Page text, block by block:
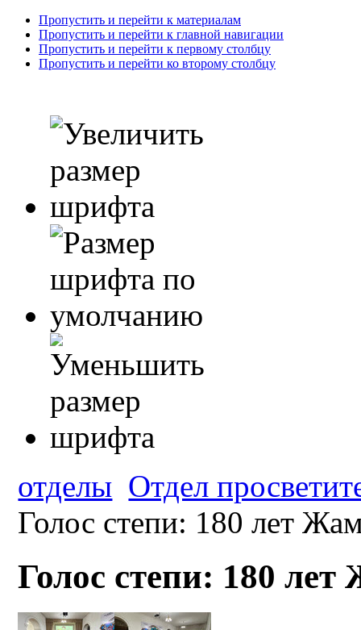
Пропустить и перейти к материалам
Пропустить и перейти к главной навигации
Пропустить и перейти к первому столбцу
Пропустить и перейти ко второму столбцу
отделы Отдел
Голос степи: 180 лет
Голос степи: 180